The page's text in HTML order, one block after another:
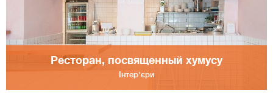
Ресторан, посвященный хумусу
Інтер'єри